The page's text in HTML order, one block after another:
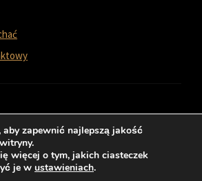
i Grille
aby zapewnić najlepszą jakość
więcej o tym, jakich ciasteczek
je w ustawieniach.